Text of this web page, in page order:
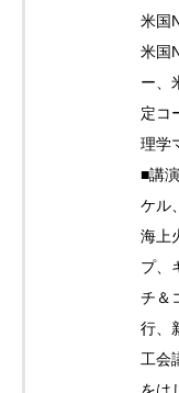
米国
米国
ー、
定コ
理学
■講
ケル
海上
プ、
チ＆
行、
工会
をは